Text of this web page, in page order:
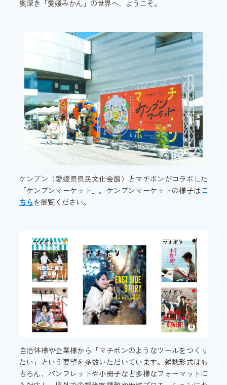
奥深き「愛媛みかん」の世界へ、ようこそ。
ケンブン（愛媛県県民文化会館）とマチボンがコラボした
「ケンブンマーケット」。ケンブンマーケットの様子はこ
ちらを御覧ください。
自治体様や企業様から「マチボンのようなツールをつくり
たい」という要望を多数いただいています。雑誌形式はも
ちろん、パンフレットや小冊子など多様なフォーマットに